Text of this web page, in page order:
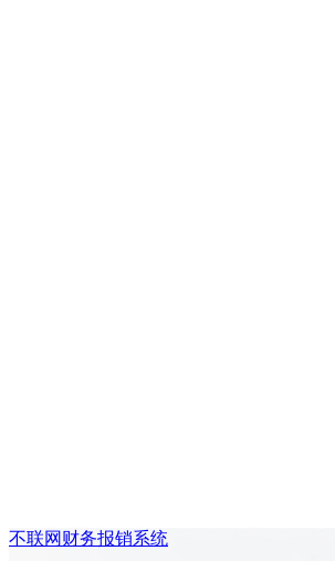
不联网财务报销系统